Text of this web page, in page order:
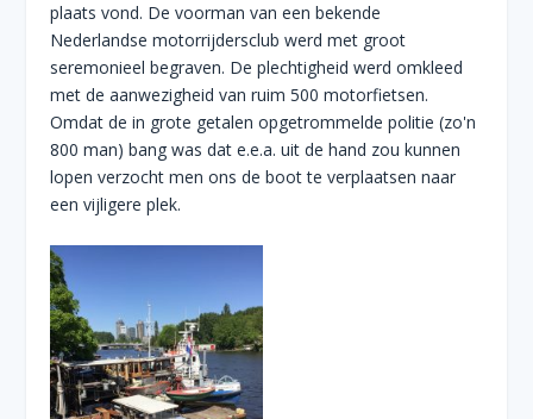
plaats vond. De voorman van een bekende
Nederlandse motorrijdersclub werd met groot
seremonieel begraven. De plechtigheid werd omkleed
met de aanwezigheid van ruim 500 motorfietsen.
Omdat de in grote getalen opgetrommelde politie (zo'n
800 man) bang was dat e.e.a. uit de hand zou kunnen
lopen verzocht men ons de boot te verplaatsen naar
een vijligere plek.